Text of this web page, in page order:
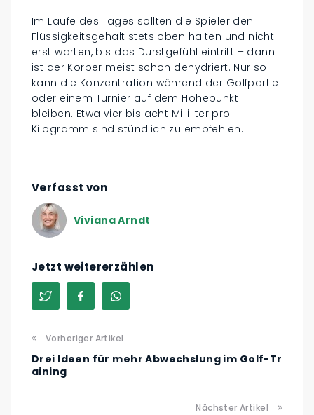
Im Laufe des Tages sollten die Spieler den
Flüssigkeitsgehalt stets oben halten und nicht
erst warten, bis das Durstgefühl eintritt – dann
ist der Körper meist schon dehydriert. Nur so
kann die Konzentration während der Golfpartie
oder einem Turnier auf dem Höhepunkt
bleiben. Etwa vier bis acht Milliliter pro
Kilogramm sind stündlich zu empfehlen.
Verfasst von
Viviana Arndt
Jetzt weitererzählen
Vorheriger Artikel
Drei Ideen für mehr Abwechslung im Golf-Tr
aining
Nächster Artikel